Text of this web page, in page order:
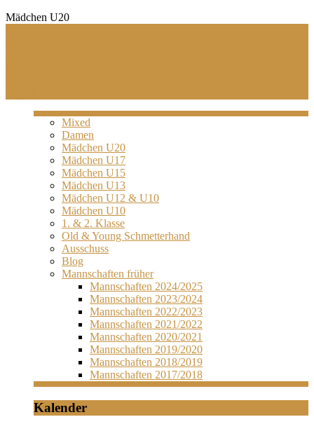
Mädchen U20
Mixed
Damen
Mädchen U20
Mädchen U17
Mädchen U15
Mädchen U13
Mädchen U12 & U10
Mädchen U10
1. & 2. Klasse
Old & Young Schmetterhand
Ausschuss
Blog
Mannschaften früher
Mannschaften 2024/2025
Mannschaften 2023/2024
Mannschaften 2022/2023
Mannschaften 2021/2022
Mannschaften 2020/2021
Mannschaften 2019/2020
Mannschaften 2018/2019
Mannschaften 2017/2018
Kalender